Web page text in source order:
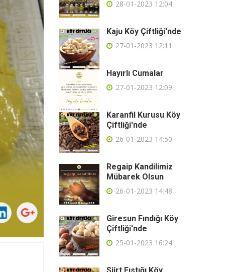
28-01-2023 12:04
Kaju Köy Çiftliği'nde
27-01-2023 12:11
Hayırlı Cumalar
27-01-2023 12:09
Karanfil Kurusu Köy
Çiftliği'nde
26-01-2023 14:50
Regaip Kandilimiz
Mübarek Olsun
26-01-2023 14:48
Giresun Fındığı Köy
Çiftliği'nde
25-01-2023 16:24